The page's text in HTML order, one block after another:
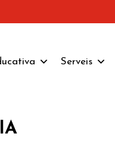
Serveis